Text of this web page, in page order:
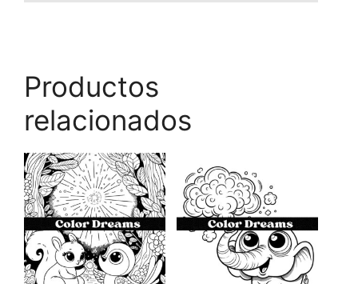
Productos
relacionados